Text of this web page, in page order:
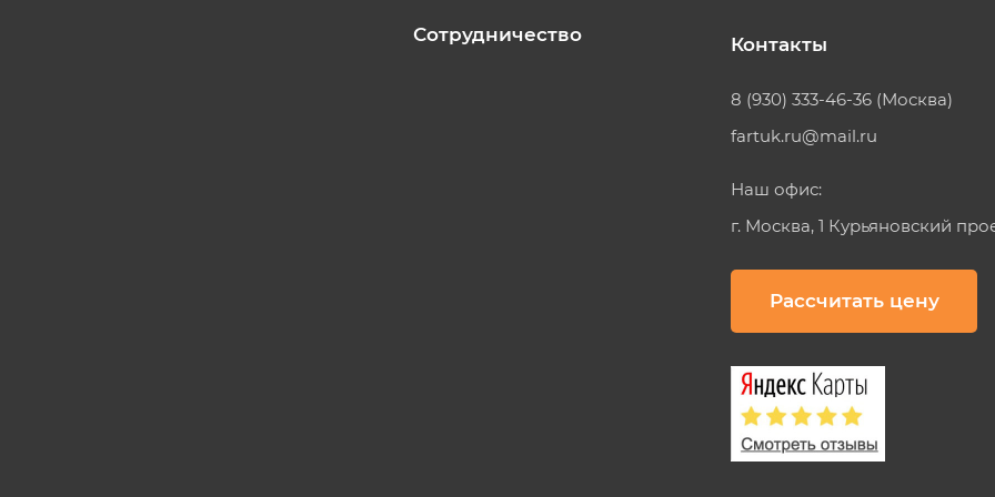
Сотрудничество Контакты
8 (930) 333-46-36 (Москва)
fartuk.ru@mail.ru
Наш офис:
г. Москва, 1 Курьяновский
Рассчитать цену